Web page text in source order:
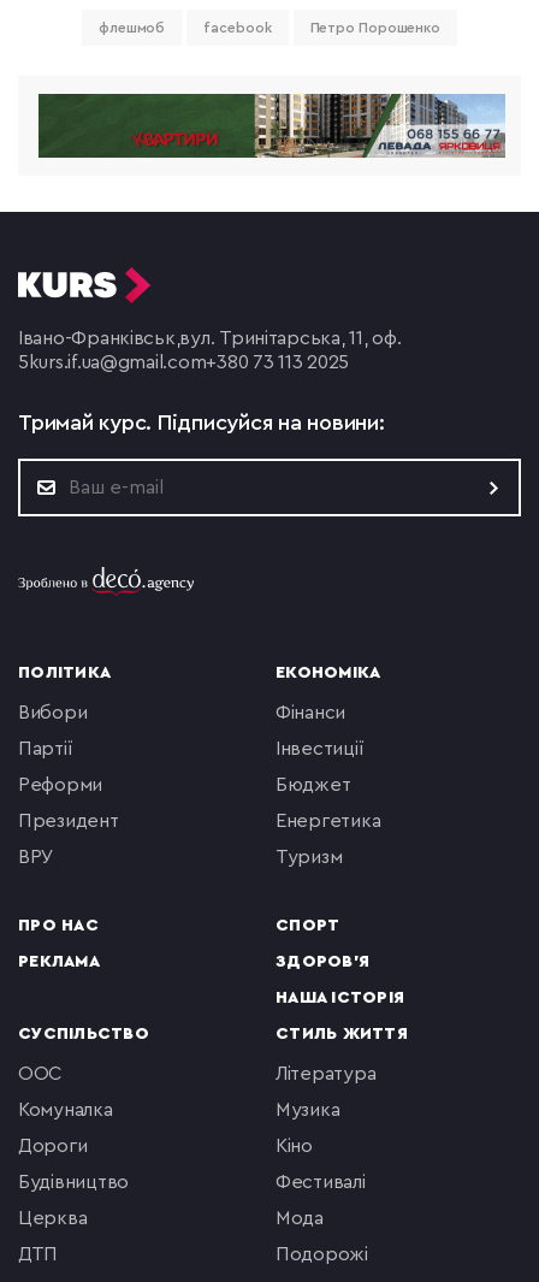
флешмоб facebook Петро Порошенко
Івано-Франківськ,вул. Тринітарська, 11, оф.
5 kurs.if.ua@gmail.com+380 73 113 2025
Тримай курс. Підписуйся на новини:
ПОЛІТИКА
вибори
партії
реформи
президент
ВРУ
ПРО НАС
РЕКЛАМА
ЕКОНОМІКА
фінанси
інвестиції
бюджет
енергетика
туризм
СПОРТ
ЗДОРОВ'Я
НАША ІСТОРІЯ
СУСПІЛЬСТВО
ООС
комуналка
Дороги
будівництво
церква
ДТП
СТИЛЬ ЖИТТЯ
література
музика
кіно
фестивалі
мода
подорожі